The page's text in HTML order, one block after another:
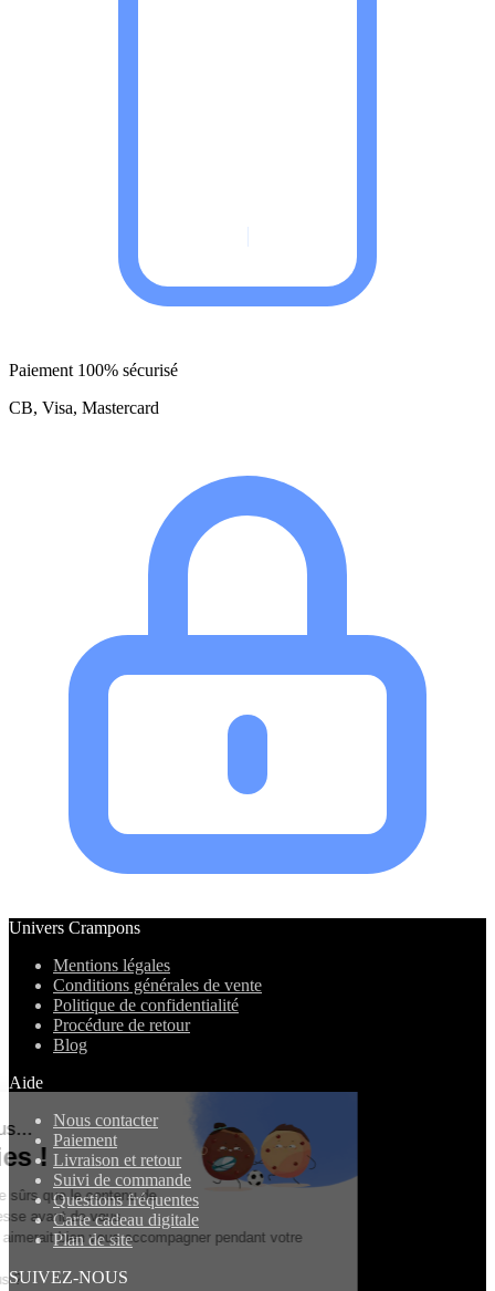
Salut c'est nous...
les Cookies !
On a attendu d'être sûrs que le contenu de
ce site vous intéresse avant de vous
déranger, mais on aimerait bien vous accompagner pendant votre
C'est OK pour vous ?
Paiement 100% sécurisé
CB, Visa, Mastercard
Univers Crampons
Mentions légales
Conditions générales de vente
Politique de confidentialité
Procédure de retour
Blog
Aide
Nous contacter
Paiement
Livraison et retour
Suivi de commande
Questions fréquentes
Carte cadeau digitale
Plan de site
SUIVEZ-NOUS